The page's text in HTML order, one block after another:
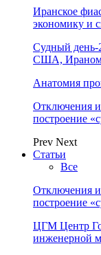
Иранское
экономику и
Судный день-
США, Ираном
Анатомия
Отключения
построение
Prev Next
Статьи
Все
Отключения
построение
ЦГМ Центр
инженерной